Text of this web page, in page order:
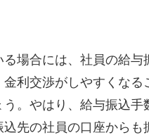
る場合には、社員の給与
金利交渉がしやすくなる
う。やはり、給与振込手
先の社員の口座からも